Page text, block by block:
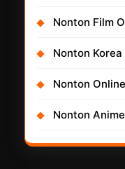
Nonton Film
Nonton
Nonton
Nonton